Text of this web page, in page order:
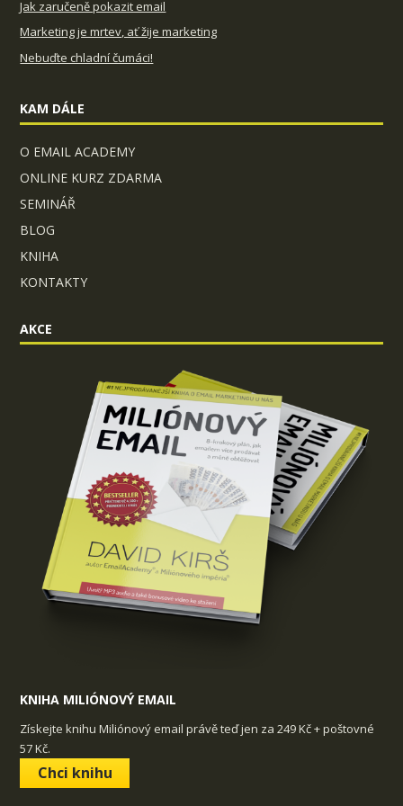
Jak zaručeně pokazit email
Marketing je mrtev, ať žije marketing
Nebuďte chladní čumáci!
KAM DÁLE
O EMAIL ACADEMY
ONLINE KURZ ZDARMA
SEMINÁŘ
BLOG
KNIHA
KONTAKTY
AKCE
KNIHA MILIÓNOVÝ EMAIL
Získejte knihu Miliónový email právě teď jen za 249 Kč + poštovné
57 Kč.
Chci knihu